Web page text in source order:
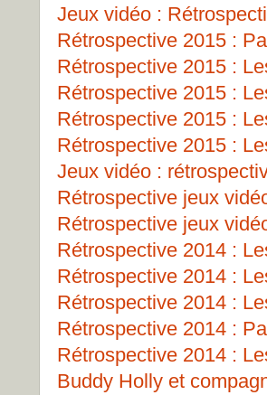
Jeux vidéo :
Rétrospective 2015 :
Rétrospective 2015 :
Rétrospective 2015 :
Rétrospective 2015 :
Rétrospective 2015 :
Jeux vidéo :
Rétrospective jeux
Rétrospective jeux
Rétrospective 2014 :
Rétrospective 2014 :
Rétrospective 2014 :
Rétrospective 2014 :
Rétrospective 2014 :
Buddy Holly et